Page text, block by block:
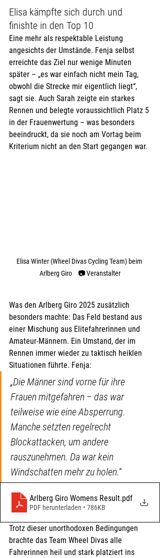
Elisa kämpfte sich durch und
finishte in den Top 10
Eine mehr als respektable Leistung
angesichts der Umstände. Fenja selbst
erreichte das Ziel nur wenige Minuten
später – „es war einfach nicht mein Tag,
obwohl die Strecke mir eigentlich liegt“,
sagt sie. Auch Sarah zeigte ein starkes
Rennen und belegte voraussichtlich Platz 5
in der Frauenwertung – was besonders
beeindruckt, da sie noch am Vortag beim
Kriterium nicht an den Start gegangen war.
Elisa Winter (Wheel Divas Cycling Team) beim
Arlberg Giro 📷 Veranstalter
Was den Arlberg Giro 2025 zusätzlich
besonders machte: Das Feld bestand aus
einer Mischung aus Elitefahrerinnen und
Amateur-Männern. Ein Umstand, der im
Rennen immer wieder zu taktisch heiklen
Situationen führte. Fenja:
„Die Männer sind vorne für ihre
Frauen mitgefahren – das war
teilweise wie eine Absperrung.
Manche setzten regelrecht
Blockattacken, um andere
rauszunehmen. Da war kein
Windschatten mehr zu holen.“
Arlberg Giro Womens Result.pdf
PDF herunterladen • 786KB
Trotz dieser unorthodoxen Bedingungen
brachte das Team Wheel Divas alle
Fahrerinnen heil und stark platziert ins